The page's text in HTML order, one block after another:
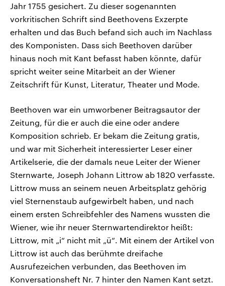
Jahr 1755 gesichert. Zu dieser sogenannten
vorkritischen Schrift sind Beethovens Exzerpte
erhalten und das Buch befand sich auch im Nachlass
des Komponisten. Dass sich Beethoven darüber
hinaus noch mit Kant befasst haben könnte, dafür
spricht weiter seine Mitarbeit an der Wiener
Zeitschrift für Kunst, Literatur, Theater und Mode.
Beethoven war ein umworbener Beitragsautor der
Zeitung, für die er auch die eine oder andere
Komposition schrieb. Er bekam die Zeitung gratis,
und war mit Sicherheit interessierter Leser einer
Artikelserie, die der damals neue Leiter der Wiener
Sternwarte, Joseph Johann Littrow ab 1820 verfasste.
Littrow muss an seinem neuen Arbeitsplatz gehörig
viel Sternenstaub aufgewirbelt haben, und nach
einem ersten Schreibfehler des Namens wussten die
Wiener, wie ihr neuer Sternwartendirektor heißt:
Littrow, mit „i“ nicht mit „ü“. Mit einem der Artikel von
Littrow ist auch das berühmte dreifache
Ausrufezeichen verbunden, das Beethoven im
Konversationsheft Nr. 7 hinter den Namen Kant setzt.